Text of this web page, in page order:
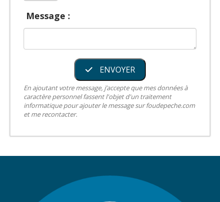
Message :
ENVOYER
En ajoutant votre message, j’accepte que mes données à
caractère personnel fassent l'objet d'un traitement
informatique pour ajouter le message sur foudepeche.com
et me recontacter.